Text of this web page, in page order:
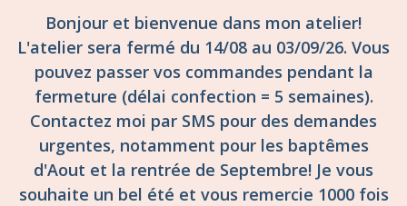
Bonjour et bienvenue dans mon atelier!
L'atelier sera fermé du 14/08 au 03/09/26. Vous
pouvez passer vos commandes pendant la
fermeture (délai confection = 5 semaines).
Contactez moi par SMS pour des demandes
urgentes, notamment pour les baptêmes
d'Aout et la rentrée de Septembre! Je vous
souhaite un bel été et vous remercie 1000 fois